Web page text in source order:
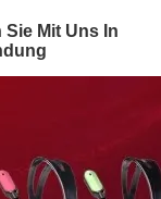
Sie Mit Uns In